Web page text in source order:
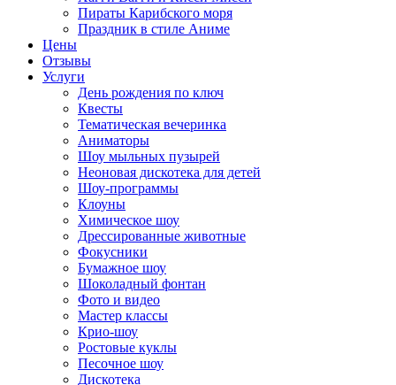
Пираты Карибского моря
Праздник в стиле Аниме
Цены
Отзывы
Услуги
День рождения по ключ
Квесты
Тематическая вечеринка
Аниматоры
Шоу мыльных пузырей
Неоновая дискотека для детей
Шоу-программы
Клоуны
Химическое шоу
Дрессированные животные
Фокусники
Бумажное шоу
Шоколадный фонтан
Фото и видео
Мастер классы
Крио-шоу
Ростовые куклы
Песочное шоу
Дискотека